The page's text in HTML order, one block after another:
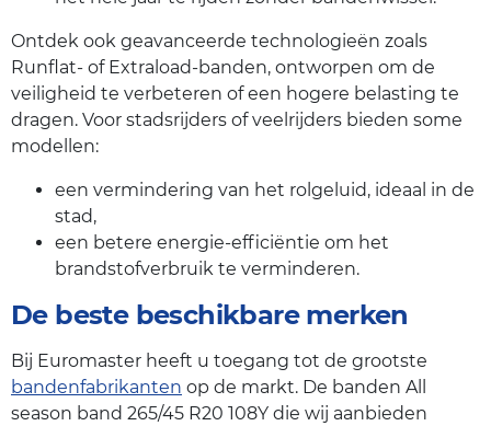
Ontdek ook geavanceerde technologieën zoals
Runflat- of Extraload-banden, ontworpen om de
veiligheid te verbeteren of een hogere belasting te
dragen. Voor stadsrijders of veelrijders bieden some
modellen:
een vermindering van het rolgeluid, ideaal in de
stad,
een betere energie-efficiëntie om het
brandstofverbruik te verminderen.
De beste beschikbare merken
Bij Euromaster heeft u toegang tot de grootste
bandenfabrikanten op de markt. De banden All
season band 265/45 R20 108Y die wij aanbieden